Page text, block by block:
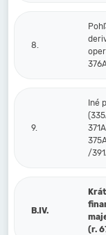
8.
9.
Iné
/
B.IV.
(r.